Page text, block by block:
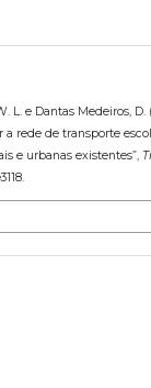
L. e Dantas Medeiros, D.
rede de transporte
e urbanas existentes”,